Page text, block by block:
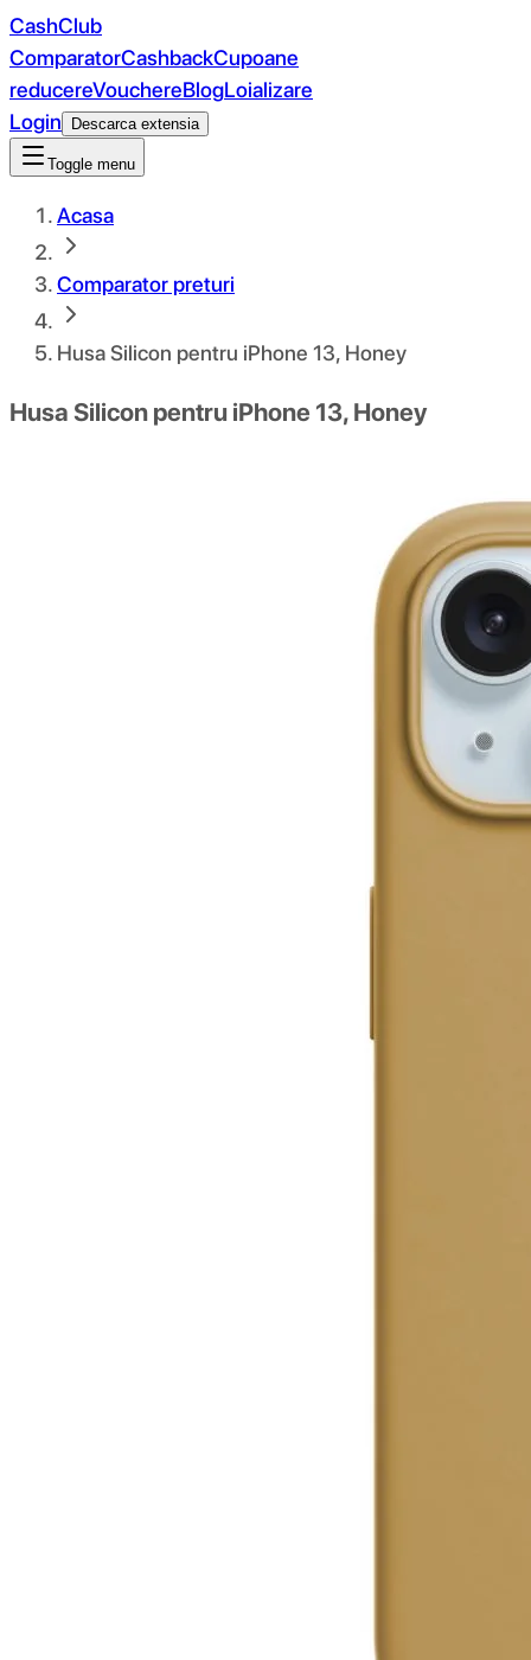
CashClub
ComparatorCashbackCupoane
reducereVouchereBlogLoializare
Login
Descarca extensia
Toggle menu
Acasa
Comparator preturi
Husa Silicon pentru iPhone 13, Honey
Husa Silicon pentru iPhone 13, Honey